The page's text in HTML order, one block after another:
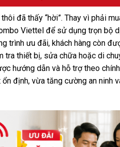
đã thấy “hời”. Thay vì phải
Viettel để sử dụng trọn bộ
trình ưu đãi, khách hàng còn
thiết bị, sửa chữa hoặc di
hướng dẫn và hỗ trợ theo
định, vừa tăng cường an ninh